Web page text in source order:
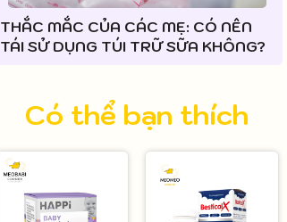
THẮC MẮC CỦA CÁC MẸ: CÓ NÊN
TÁI SỬ DỤNG TÚI TRỮ SỮA KHÔNG?
Có thể bạn thích